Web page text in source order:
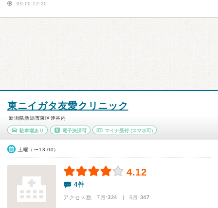
09:00-12:30
東ニイガタ友愛クリニック
新潟県新潟市東区逢谷内
駐車場あり 電子決済可 マイナ受付 (スマホ可)
土曜（〜13:00）
4.12
4件
アクセス数 7月:324 | 6月:347